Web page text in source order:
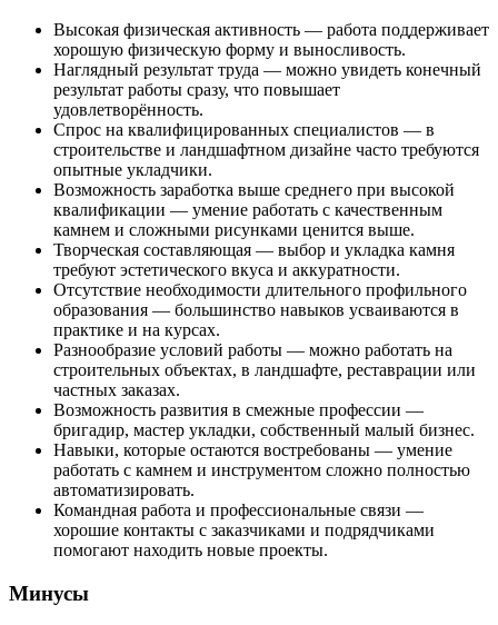
Высокая физическая активность — работа поддерживает
хорошую физическую форму и выносливость.
Наглядный результат труда — можно увидеть конечный
результат работы сразу, что повышает
удовлетворённость.
Спрос на квалифицированных специалистов — в
строительстве и ландшафтном дизайне часто требуются
опытные укладчики.
Возможность заработка выше среднего при высокой
квалификации — умение работать с качественным
камнем и сложными рисунками ценится выше.
Творческая составляющая — выбор и укладка камня
требуют эстетического вкуса и аккуратности.
Отсутствие необходимости длительного профильного
образования — большинство навыков усваиваются в
практике и на курсах.
Разнообразие условий работы — можно работать на
строительных объектах, в ландшафте, реставрации или
частных заказах.
Возможность развития в смежные профессии —
бригадир, мастер укладки, собственный малый бизнес.
Навыки, которые остаются востребованы — умение
работать с камнем и инструментом сложно полностью
автоматизировать.
Командная работа и профессиональные связи —
хорошие контакты с заказчиками и подрядчиками
помогают находить новые проекты.
Минусы